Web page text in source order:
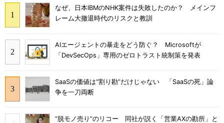
なぜ、日本IBMのNHK案件は失敗したのか？ メインフ
レーム大撤退時代のリスクと教訓
AIエージェントの暴走をどう防ぐ？ Microsoftが
「DevSecOps」専用のゼロトラスト統制策を発表
SaaSの価値は“割り勘”だけじゃない 「SaaSの死」論
争を一刀両断
“脱モノ売り”のリコー 同社が説く「営業AXの勘所」と